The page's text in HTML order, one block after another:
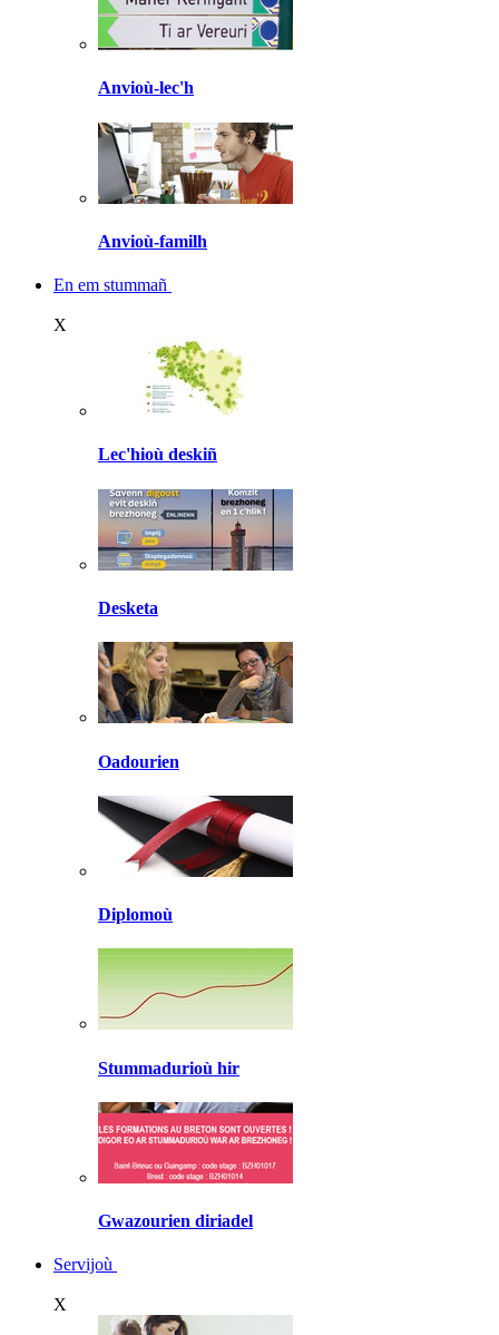
Anvioù-lec'h
Anvioù-familh
En em stummañ
X
Lec'hioù deskiñ
Desketa
Oadourien
Diplomoù
Stummadurioù hir
Gwazourien diriadel
Servijoù
X